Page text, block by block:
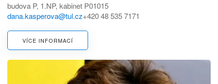
budova P, 1.NP, kabinet P01015
dana.kasperova@tul.cz+420 48 535 7171
VÍCE INFORMACÍ